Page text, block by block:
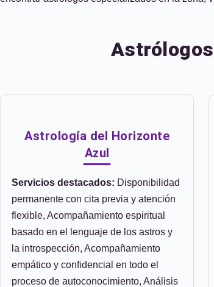
Astrología del Horizonte
Azul
Servicios destacados: Disponibilidad
permanente con cita previa y atención
flexible, Acompañamiento espiritual
basado en el lenguaje de los astros y
la introspección, Acompañamiento
empático y confidencial en todo el
proceso de autoconocimiento, Análisis